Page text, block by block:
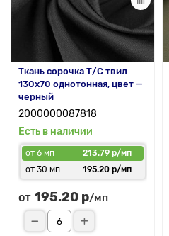
Ткань сорочка Т/С твил
130x70 однотонная, цвет —
черный
2000000087818
Есть в наличии
от 6 мп
213.79 р/мп
от 30 мп
195.20 р/мп
от 195.20 р/мп